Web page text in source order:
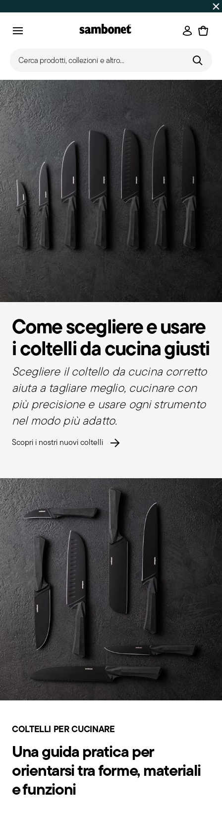
Fino al -50% | Ordini dal 7 al 16 agosto:
Accedi
Cerca prodotti, collezioni e altro...
Come scegliere e usare
i coltelli da cucina giusti
Scegliere il coltello da cucina corretto
aiuta a tagliare meglio, cucinare con
più precisione e usare ogni strumento
nel modo più adatto.
Scopri i nostri nuovi coltelli
COLTELLI PER CUCINARE
Una guida pratica per
orientarsi tra forme, materiali
e funzioni